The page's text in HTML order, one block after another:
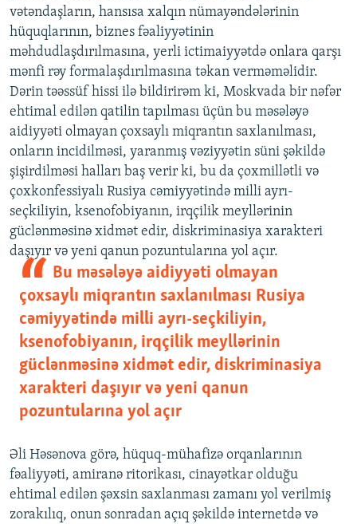
vətəndaşların, hansısa xalqın nümayəndələrinin
hüquqlarının, biznes fəaliyyətinin
məhdudlaşdırılmasına, yerli ictimaiyyətdə onlara qarşı
mənfi rəy formalaşdırılmasına təkan verməməlidir.
Dərin təəssüf hissi ilə bildirirəm ki, Moskvada bir nəfər
ehtimal edilən qatilin tapılması üçün bu məsələyə
aidiyyəti olmayan çoxsaylı miqrantın saxlanılması,
onların incidilməsi, yaranmış vəziyyətin süni şəkildə
şişirdilməsi halları baş verir ki, bu da çoxmillətli və
çoxkonfessiyalı Rusiya cəmiyyətində milli ayrı-
seçkiliyin, ksenofobiyanın, irqçilik meyllərinin
güclənməsinə xidmət edir, diskriminasiya xarakteri
daşıyır və yeni qanun pozuntularına yol açır.
Bu məsələyə aidiyyəti olmayan
çoxsaylı miqrantın saxlanılması Rusiya
cəmiyyətində milli ayrı-seçkiliyin,
ksenofobiyanın, irqçilik meyllərinin
güclənməsinə xidmət edir, diskriminasiya
xarakteri daşıyır və yeni qanun
pozuntularına yol açır
Əli Həsənova görə, hüquq-mühafizə orqanlarının
fəaliyyəti, amiranə ritorikası, cinayətkar olduğu
ehtimal edilən şəxsin saxlanması zamanı yol verilmiş
zorakılıq, onun sonradan açıq şəkildə internetdə və